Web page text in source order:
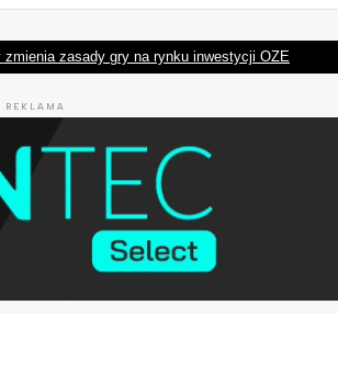
zasady gry na rynku inwestycji OZE
REKLAMA